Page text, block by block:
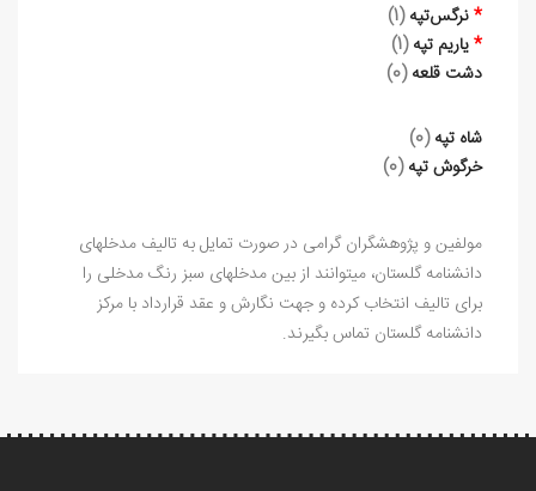
*نرگس‌تپه (1)
*یاریم تپه (1)
دشت قلعه (0)
شاه تپه (0)
خرگوش تپه (0)
مولفین و پژوهشگران گرامی در صورت تمایل به تالیف مدخلهای
دانشنامه گلستان، میتوانند از بین مدخلهای سبز رنگ مدخلی را
برای تالیف انتخاب کرده و جهت نگارش و عقد قرارداد با مرکز
دانشنامه گلستان تماس بگیرند.